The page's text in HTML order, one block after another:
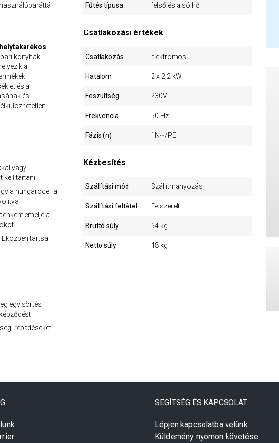
konyhák
a
és a
és
vagy
kell tartani
a hungarocell a
emelje a
tartsa
egy sörtés
repedéseket
Fűtés típusa felső és alsó hő
Csatlakozási értékek
Csatlakozás elektromos
Hatalom 2 x 2,2 kW
Feszültség 230V
Frekvencia 50 Hz
Fázis (n) 1N~/PE
Kézbesítés
Szállítási mód Szállítmányozás
Szállítási feltétel Felszerelt
Bruttó súly 64 kg
Nettó súly 48 kg
SEGÍTSÉG ÉS KAPCSOLAT
Lépjen kapcsolatba velünk
Küldemény nyomon követése